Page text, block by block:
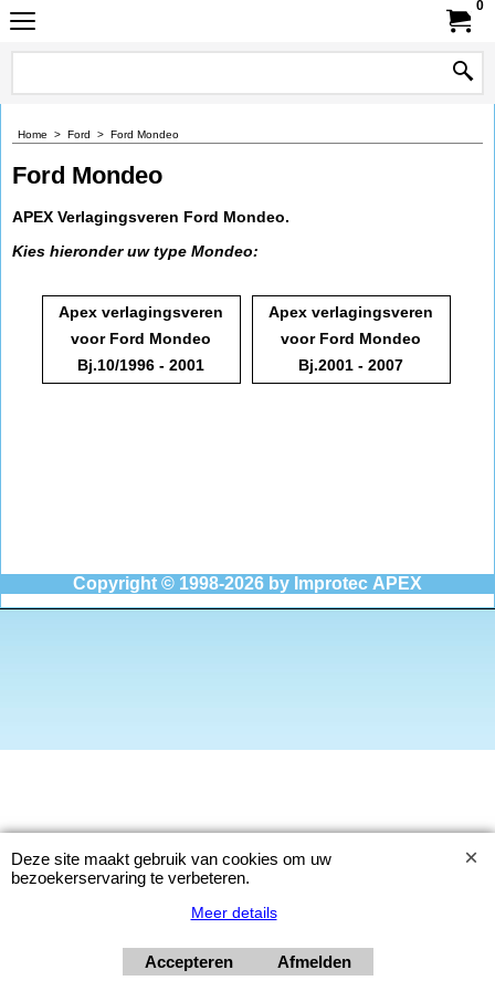
0
Home > Ford > Ford Mondeo
Ford Mondeo
APEX Verlagingsveren Ford Mondeo.
Kies hieronder uw type Mondeo:
Apex verlagingsveren
voor Ford Mondeo
Bj.10/1996 - 2001
Apex verlagingsveren
voor Ford Mondeo
Bj.2001 - 2007
Copyright © 1998-2026 by Improtec APEX
Deze site maakt gebruik van cookies om uw
bezoekerservaring te verbeteren.
Meer details
Accepteren Afmelden